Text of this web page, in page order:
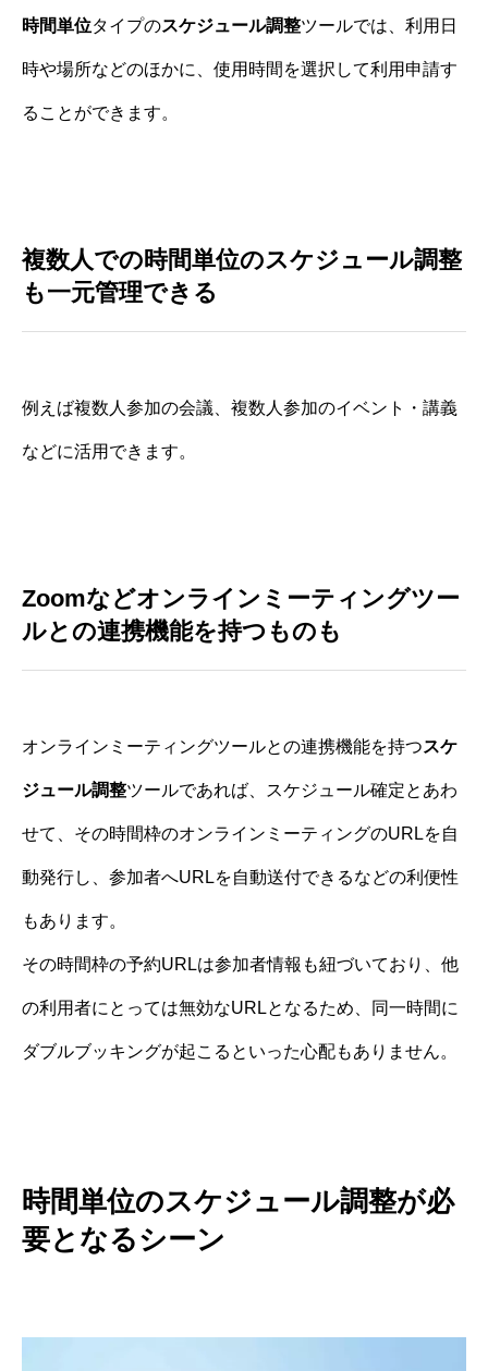
時間単位タイプのスケジュール調整ツールでは、利用日
時や場所などのほかに、使用時間を選択して利用申請す
ることができます。
複数人での時間単位のスケジュール調整
も一元管理できる
例えば複数人参加の会議、複数人参加のイベント・講義
などに活用できます。
Zoomなどオンラインミーティングツー
ルとの連携機能を持つものも
オンラインミーティングツールとの連携機能を持つスケ
ジュール調整ツールであれば、スケジュール確定とあわ
せて、その時間枠のオンラインミーティングのURLを自
動発行し、参加者へURLを自動送付できるなどの利便性
もあります。
その時間枠の予約URLは参加者情報も紐づいており、他
の利用者にとっては無効なURLとなるため、同一時間に
ダブルブッキングが起こるといった心配もありません。
時間単位のスケジュール調整が必
要となるシーン